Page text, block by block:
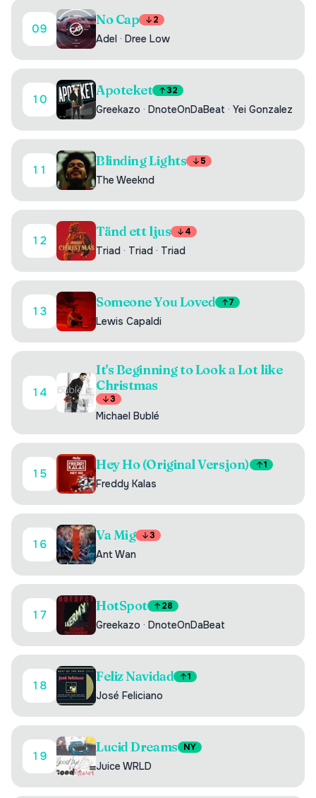
09
No Cap 2
Adel · Dree Low
10
Apoteket 32
Greekazo · DnoteOnDaBeat · Yei Gonzalez
11
Blinding Lights 5
The Weeknd
12
Tänd ett ljus 4
Triad · Triad · Triad
13
Someone You Loved 7
Lewis Capaldi
14
It's Beginning to Look a Lot like
Christmas
3
Michael Bublé
15
Hey Ho (Original Versjon) 1
Freddy Kalas
16
Va Mig 3
Ant Wan
17
HotSpot 28
Greekazo · DnoteOnDaBeat
18
Feliz Navidad 1
José Feliciano
19
Lucid Dreams NY
Juice WRLD